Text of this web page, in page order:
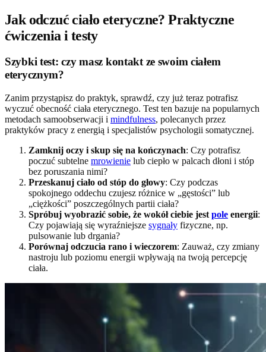
Jak odczuć ciało eteryczne? Praktyczne
ćwiczenia i testy
Szybki test: czy masz kontakt ze swoim ciałem
eterycznym?
Zanim przystąpisz do praktyk, sprawdź, czy już teraz potrafisz
wyczuć obecność ciała eterycznego. Test ten bazuje na popularnych
metodach samoobserwacji i mindfulness, polecanych przez
praktyków pracy z energią i specjalistów psychologii somatycznej.
Zamknij oczy i skup się na kończynach: Czy potrafisz
poczuć subtelne mrowienie lub ciepło w palcach dłoni i stóp
bez poruszania nimi?
Przeskanuj ciało od stóp do głowy: Czy podczas
spokojnego oddechu czujesz różnice w „gęstości” lub
„ciężkości” poszczególnych partii ciała?
Spróbuj wyobrazić sobie, że wokół ciebie jest pole energii:
Czy pojawiają się wyraźniejsze sygnały fizyczne, np.
pulsowanie lub drgania?
Porównaj odczucia rano i wieczorem: Zauważ, czy zmiany
nastroju lub poziomu energii wpływają na twoją percepcję
ciała.